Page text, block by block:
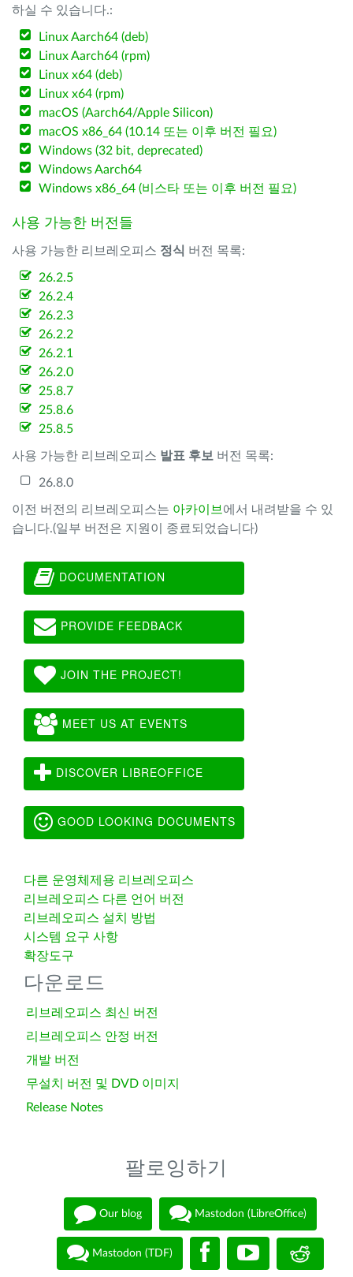
하실 수 있습니다.:
Linux Aarch64 (deb)
Linux Aarch64 (rpm)
Linux x64 (deb)
Linux x64 (rpm)
macOS (Aarch64/Apple Silicon)
macOS x86_64 (10.14 또는 이후 버전 필요)
Windows (32 bit, deprecated)
Windows Aarch64
Windows x86_64 (비스타 또는 이후 버전 필요)
사용 가능한 버전들
사용 가능한 리브레오피스 정식 버전 목록:
26.2.5
26.2.4
26.2.3
26.2.2
26.2.1
26.2.0
25.8.7
25.8.6
25.8.5
사용 가능한 리브레오피스 발표 후보 버전 목록:
26.8.0
이전 버전의 리브레오피스는 아카이브 에서 내려받을 수 있
습니다.(일부 버전은 지원이 종료되었습니다)
DOCUMENTATION
PROVIDE FEEDBACK
JOIN THE PROJECT!
MEET US AT EVENTS
DISCOVER LIBREOFFICE
GOOD LOOKING DOCUMENTS
다른 운영체제용 리브레오피스
리브레오피스 다른 언어 버전
리브레오피스 설치 방법
시스템 요구 사항
확장도구
다운로드
리브레오피스 최신 버전
리브레오피스 안정 버전
개발 버전
무설치 버전 및 DVD 이미지
Release Notes
팔로잉하기
Our blog Mastodon (LibreOffice)
Mastodon (TDF)